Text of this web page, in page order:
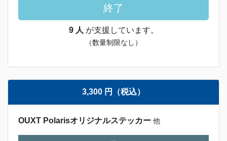
終了
9 人 が支援しています。
（数量制限なし）
3,300 円（税込）
OUXT Polarisオリジナルステッカー 他